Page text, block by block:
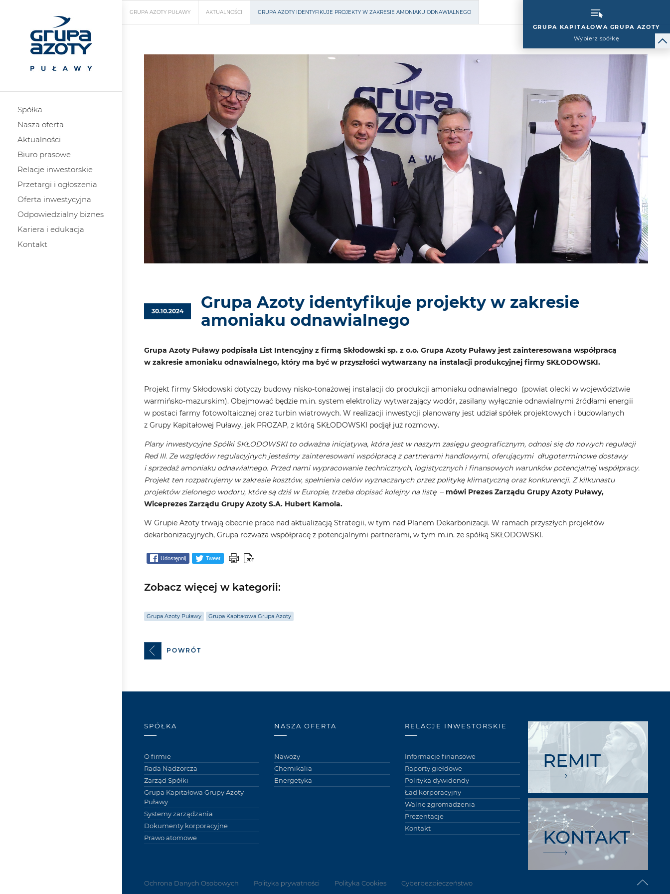
Spółka
Nasza oferta
Aktualności
Biuro prasowe
Relacje inwestorskie
Przetargi i ogłoszenia
Oferta inwestycyjna
Odpowiedzialny biznes
Kariera i edukacja
Kontakt
GRUPA KAPITAŁOWA GRUPA AZOTY
Wybierz spółkę
GRUPA AZOTY PUŁAWY AKTUALNOŚCI GRUPA AZOTY IDENTYFIKUJE PROJEKTY W ZAKRESIE AMONIAKU ODNAWIALNEGO
30.10.2024
Grupa Azoty identyfikuje projekty w zakresie
amoniaku odnawialnego
Grupa Azoty Puławy podpisała List Intencyjny z firmą Skłodowski sp. z o.o. Grupa Azoty Puławy jest zainteresowana współpracą
w zakresie amoniaku odnawialnego, który ma być w przyszłości wytwarzany na instalacji produkcyjnej firmy SKŁODOWSKI.
Projekt firmy Skłodowski dotyczy budowy nisko-tonażowej instalacji do produkcji amoniaku odnawialnego (powiat olecki w województwie
warmińsko-mazurskim). Obejmować będzie m.in. system elektrolizy wytwarzający wodór, zasilany wyłącznie odnawialnymi źródłami energii
w postaci farmy fotowoltaicznej oraz turbin wiatrowych. W realizacji inwestycji planowany jest udział spółek projektowych i budowlanych
z Grupy Kapitałowej Puławy, jak PROZAP, z którą SKŁODOWSKI podjął już rozmowy.
Plany inwestycyjne Spółki SKŁODOWSKI to odważna inicjatywa, która jest w naszym zasięgu geograficznym, odnosi się do nowych regulacji
Red III. Ze względów regulacyjnych jesteśmy zainteresowani współpracą z partnerami handlowymi, oferującymi długoterminowe dostawy
i sprzedaż amoniaku odnawialnego. Przed nami wypracowanie technicznych, logistycznych i finansowych warunków potencjalnej współpracy.
Projekt ten rozpatrujemy w zakresie kosztów, spełnienia celów wyznaczanych przez politykę klimatyczną oraz konkurencji. Z kilkunastu
projektów zielonego wodoru, które są dziś w Europie, trzeba dopisać kolejny na listę – mówi Prezes Zarządu Grupy Azoty Puławy,
Wiceprezes Zarządu Grupy Azoty S.A. Hubert Kamola.
W Grupie Azoty trwają obecnie prace nad aktualizacją Strategii, w tym nad Planem Dekarbonizacji. W ramach przyszłych projektów
dekarbonizacyjnych, Grupa rozważa współpracę z potencjalnymi partnerami, w tym m.in. ze spółką SKŁODOWSKI.
Udostępnij Tweet
Zobacz więcej w kategorii:
Grupa Azoty Puławy Grupa Kapitałowa Grupa Azoty
POWRÓT
SPÓŁKA
O firmie
Rada Nadzorcza
Zarząd Spółki
Grupa Kapitałowa Grupy Azoty
Puławy
Systemy zarządzania
Dokumenty korporacyjne
Prawo atomowe
NASZA OFERTA
Nawozy
Chemikalia
Energetyka
RELACJE INWESTORSKIE
Informacje finansowe
Raporty giełdowe
Polityka dywidendy
Ład korporacyjny
Walne zgromadzenia
Prezentacje
Kontakt
REMIT
KONTAKT
Ochrona Danych Osobowych Polityka prywatności Polityka Cookies Cyberbezpieczeństwo